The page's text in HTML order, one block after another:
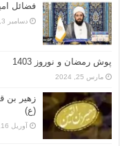
فضائل
دسامبر 3, 2022
پوش رمضان و نوروز 1403
مارس 25, 2024
زهیر بن
(ع)
آوریل 16, 2024